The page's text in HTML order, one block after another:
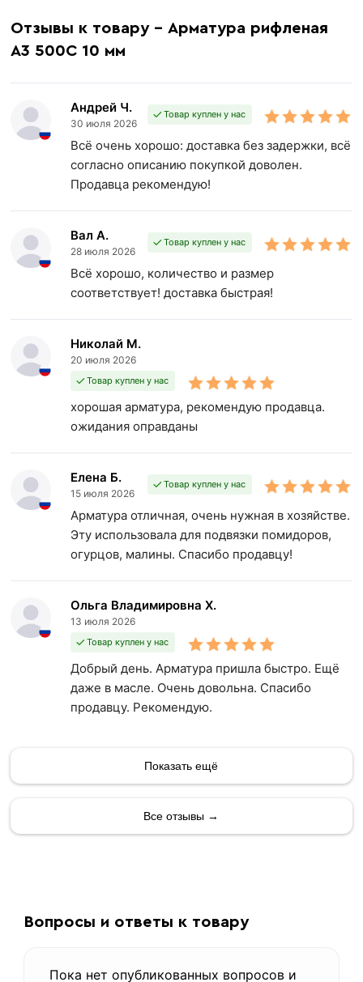
Отзывы к товару - Арматура рифленая
А3 500С 10 мм
Андрей Ч.
30 июля 2026
Товар куплен у нас
Всё очень хорошо: доставка без задержки, всё
согласно описанию покупкой доволен.
Продавца рекомендую!
Вал А.
28 июля 2026
Товар куплен у нас
Всё хорошо, количество и размер
соответствует! доставка быстрая!
Николай М.
20 июля 2026
Товар куплен у нас
хорошая арматура, рекомендую продавца.
ожидания оправданы
Елена Б.
15 июля 2026
Товар куплен у нас
Арматура отличная, очень нужная в хозяйстве.
Эту использовала для подвязки помидоров,
огурцов, малины. Спасибо продавцу!
Ольга Владимировна Х.
13 июля 2026
Товар куплен у нас
Добрый день. Арматура пришла быстро. Ещё
даже в масле. Очень довольна. Спасибо
продавцу. Рекомендую.
Показать ещё
Все отзывы →
Вопросы и ответы к товару
Пока нет опубликованных вопросов и